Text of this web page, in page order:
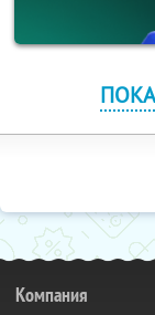
Компания